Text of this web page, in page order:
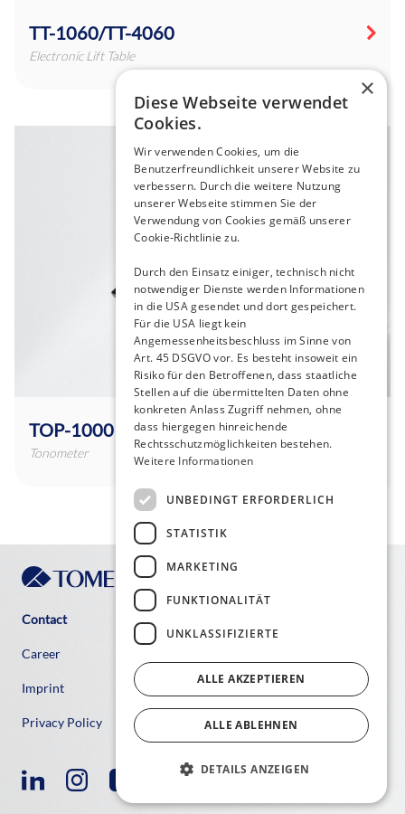
TT-1060/TT-4060
Electronic Lift Table
TOP-1000
Tonometer
Contact
Career
Imprint
Privacy Policy
×
Diese Webseite verwendet
Cookies.
Wir verwenden Cookies, um die
Benutzerfreundlichkeit unserer Website zu
verbessern. Durch die weitere Nutzung
unserer Webseite stimmen Sie der
Verwendung von Cookies gemäß unserer
Cookie-Richtlinie zu.
Durch den Einsatz einiger, technisch nicht
notwendiger Dienste werden Informationen
in die USA gesendet und dort gespeichert.
Für die USA liegt kein
Angemessenheitsbeschluss im Sinne von
Art. 45 DSGVO vor. Es besteht insoweit ein
Risiko für den Betroffenen, dass staatliche
Stellen auf die übermittelten Daten ohne
konkreten Anlass Zugriff nehmen, ohne
dass hiergegen hinreichende
Rechtsschutzmöglichkeiten bestehen.
Weitere Informationen
UNBEDINGT ERFORDERLICH
STATISTIK
MARKETING
FUNKTIONALITÄT
UNKLASSIFIZIERTE
ALLE AKZEPTIEREN
ALLE ABLEHNEN
DETAILS ANZEIGEN